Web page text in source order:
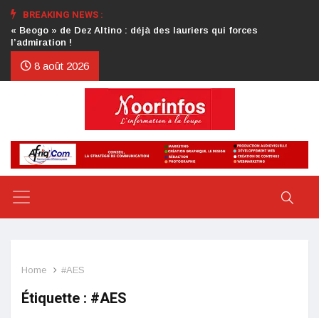
BREAKING NEWS :
Crise au CDP : l’authentification de la lettre du président
d’honneur toujours attendue
8 août 2026
Home #AES
Étiquette : #AES